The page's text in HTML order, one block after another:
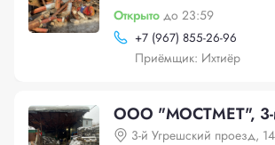
Открыто до 23:59
+7 (967) 855-26-96
Приёмщик: Ихтиёр
ООО "МОСТМЕТ", 3-й
3-й Угрешский проезд,